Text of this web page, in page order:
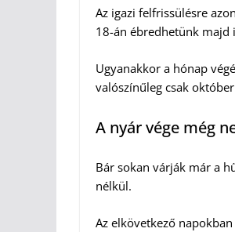
Az igazi felfrissülésre
18-án ébredhetünk majd
Ugyanakkor a hónap
valószínűleg csak
A nyár vége még
Bár sokan várják már a
nélkül.
Az elkövetkező